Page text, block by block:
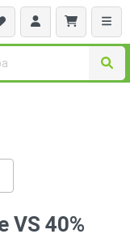
VS 40%